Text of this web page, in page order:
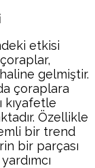
etkisi
çoraplar,
gelmiştir.
çoraplara
kıyafetle
Özellikle
bir trend
bir parçası